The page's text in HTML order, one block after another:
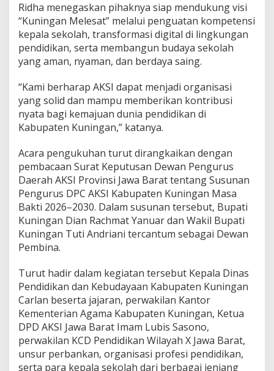
Ridha menegaskan pihaknya siap mendukung visi
“Kuningan Melesat” melalui penguatan kompetensi
kepala sekolah, transformasi digital di lingkungan
pendidikan, serta membangun budaya sekolah
yang aman, nyaman, dan berdaya saing.
“Kami berharap AKSI dapat menjadi organisasi
yang solid dan mampu memberikan kontribusi
nyata bagi kemajuan dunia pendidikan di
Kabupaten Kuningan,” katanya.
Acara pengukuhan turut dirangkaikan dengan
pembacaan Surat Keputusan Dewan Pengurus
Daerah AKSI Provinsi Jawa Barat tentang Susunan
Pengurus DPC AKSI Kabupaten Kuningan Masa
Bakti 2026–2030. Dalam susunan tersebut, Bupati
Kuningan Dian Rachmat Yanuar dan Wakil Bupati
Kuningan Tuti Andriani tercantum sebagai Dewan
Pembina.
Turut hadir dalam kegiatan tersebut Kepala Dinas
Pendidikan dan Kebudayaan Kabupaten Kuningan
Carlan beserta jajaran, perwakilan Kantor
Kementerian Agama Kabupaten Kuningan, Ketua
DPD AKSI Jawa Barat Imam Lubis Sasono,
perwakilan KCD Pendidikan Wilayah X Jawa Barat,
unsur perbankan, organisasi profesi pendidikan,
serta para kepala sekolah dari berbagai jenjang